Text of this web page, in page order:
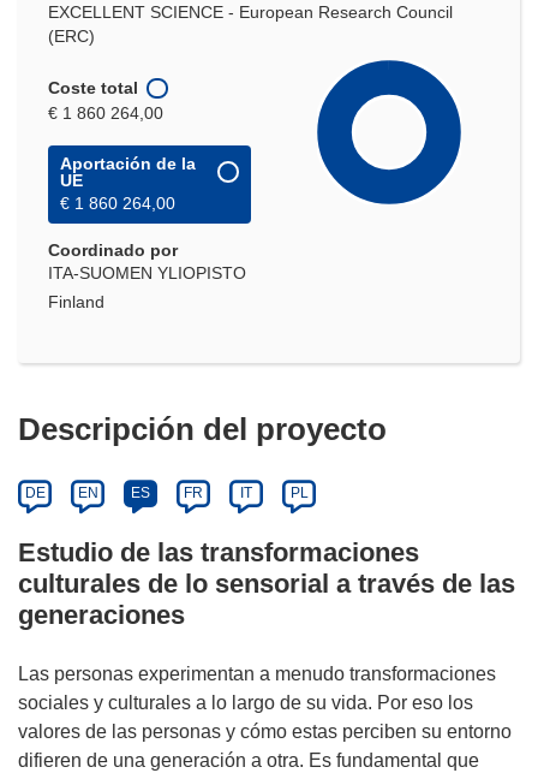
EXCELLENT SCIENCE - European Research Council
(ERC)
Coste total
€ 1 860 264,00
Aportación de la
UE
€ 1 860 264,00
Coordinado por
ITA-SUOMEN YLIOPISTO
Finland
Descripción del proyecto
DE EN ES FR IT PL
Estudio de las transformaciones
culturales de lo sensorial a través de las
generaciones
Las personas experimentan a menudo transformaciones
sociales y culturales a lo largo de su vida. Por eso los
valores de las personas y cómo estas perciben su entorno
difieren de una generación a otra. Es fundamental que